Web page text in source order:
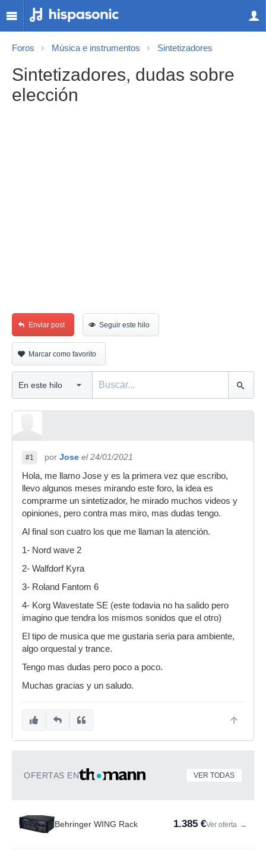
Foros Música e instrumentos Sintetizadores
Sintetizadores, dudas sobre
elección
Enviar post Seguir este hilo
Marcar como favorito
#1 por Jose el 24/01/2021
Hola, me llamo Jose y es la primera vez que escribo,
llevo algunos meses mirando este foro, la idea es
comprarme un sintetizador, he mirado muchos videos y
opiniones, pero contra mas miro, mas dudas tengo.
Al final son cuatro los que me llaman la atención.
1- Nord wave 2
2- Walfdorf Kyra
3- Roland Fantom 6
4- Korg Wavestate SE (este todavia no ha salido pero
imagino que tendra los mismos sonidos que el otro)
El tipo de musica que me gustaria seria para ambiente,
algo orquestal y trance.
Tengo mas dudas pero poco a poco.
Muchas gracias y un saludo.
OFERTAS EN VER TODAS
Behringer WING Rack 1.385 €Ver oferta →